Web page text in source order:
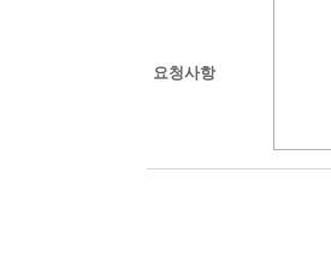
요청사항